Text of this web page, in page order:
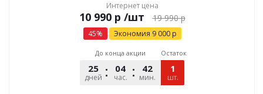
Интернет цена
р /шт 19 990р
45% Экономия 9 000р
До конца акции
25
дней
04
час.
42
мин.
09
сек.
Остаток
1
шт.